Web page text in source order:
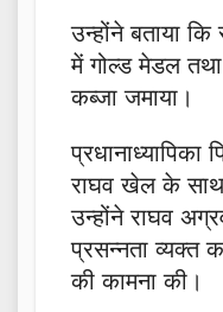
उन्होंने बताया
में गोल्ड मेडल
कब्जा जमाया।
प्रधानाध्यापिका
राघव खेल के साथ
उन्होंने राघव
प्रसन्नता व्यक्त
की कामना की।